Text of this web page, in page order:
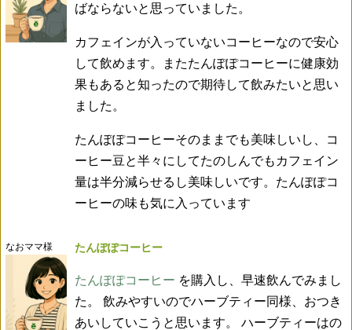
ばならないと思っていました。
カフェインが入っていないコーヒーなので安心
して飲めます。またたんぽぽコーヒーに健康効
果もあると知ったので期待して飲みたいと思い
ました。
たんぽぽコーヒーそのままでも美味しいし、コ
ーヒー豆と半々にしてたのしんでもカフェイン
量は半分減らせるし美味しいです。たんぽぽコ
ーヒーの味も気に入っています
なおママ様 たんぽぽコーヒー
たんぽぽコーヒー を購入し、早速飲んでみまし
た。 飲みやすいのでハーブティー同様、おつき
あいしていこうと思います。 ハーブティーはの